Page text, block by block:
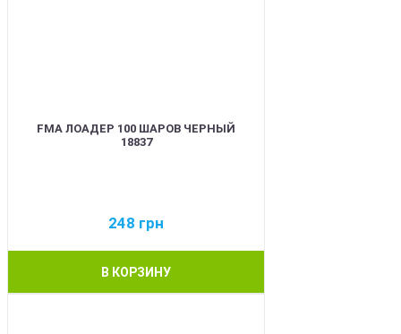
FMA ЛОАДЕР 100 ШАРОВ ЧЕРНЫЙ
18837
248 грн
В КОРЗИНУ